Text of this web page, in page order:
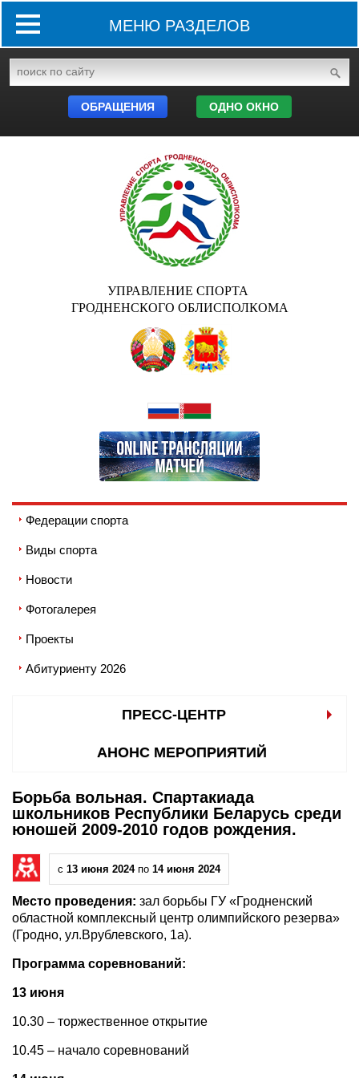
МЕНЮ РАЗДЕЛОВ
ОБРАЩЕНИЯ ОДНО ОКНО
УПРАВЛЕНИЕ СПОРТА
ГРОДНЕНСКОГО ОБЛИСПОЛКОМА
Федерации спорта
Виды спорта
Новости
Фотогалерея
Проекты
Абитуриенту 2026
ПРЕСС-ЦЕНТР
АНОНС МЕРОПРИЯТИЙ
Борьба вольная. Спартакиада
школьников Республики Беларусь среди
юношей 2009-2010 годов рождения.
с 13 июня 2024по 14 июня 2024
Место проведения: зал борьбы ГУ «Гродненский
областной комплексный центр олимпийского резерва»
(Гродно, ул.Врублевского, 1а).
Программа соревнований:
13 июня
10.30 – торжественное открытие
10.45 – начало соревнований